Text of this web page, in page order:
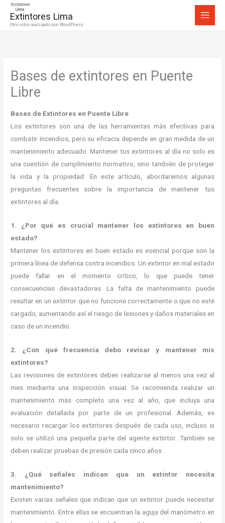
Extintores Lima
Otro sitio realizado con WordPress
Bases de extintores en Puente
Libre
Bases de Extintores en Puente Libre
Los extintores son una de las herramientas más efectivas para
combatir incendios, pero su eficacia depende en gran medida de un
mantenimiento adecuado. Mantener tus extintores al día no solo es
una cuestión de cumplimiento normativo, sino también de proteger
la vida y la propiedad. En este artículo, abordaremos algunas
preguntas frecuentes sobre la importancia de mantener tus
extintores al día.
1. ¿Por qué es crucial mantener los extintores en buen
estado?
Mantener los extintores en buen estado es esencial porque son la
primera línea de defensa contra incendios. Un extintor en mal estado
puede fallar en el momento crítico, lo que puede tener
consecuencias devastadoras. La falta de mantenimiento puede
resultar en un extintor que no funcione correctamente o que no esté
cargado, aumentando así el riesgo de lesiones y daños materiales en
caso de un incendio.
2. ¿Con qué frecuencia debo revisar y mantener mis
extintores?
Las revisiones de extintores deben realizarse al menos una vez al
mes mediante una inspección visual. Se recomienda realizar un
mantenimiento más completo una vez al año, que incluya una
evaluación detallada por parte de un profesional. Además, es
necesario recargar los extintores después de cada uso, incluso si
solo se utilizó una pequeña parte del agente extintor. También se
deben realizar pruebas de presión cada cinco años.
3. ¿Qué señales indican que un extintor necesita
mantenimiento?
Existen varias señales que indican que un extintor puede necesitar
mantenimiento. Entre ellas se encuentran la aguja del manómetro en